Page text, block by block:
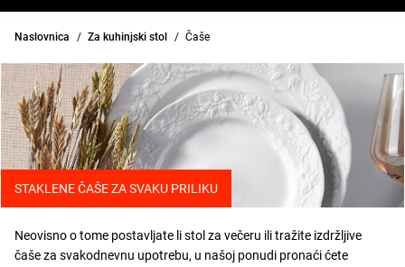
Naslovnica Za kuhinjski stol Čaše
STAKLENE ČAŠE ZA SVAKU PRILIKU
Neovisno o tome postavljate li stol za večeru ili tražite izdržljive
čaše za svakodnevnu upotrebu, u našoj ponudi pronaći ćete